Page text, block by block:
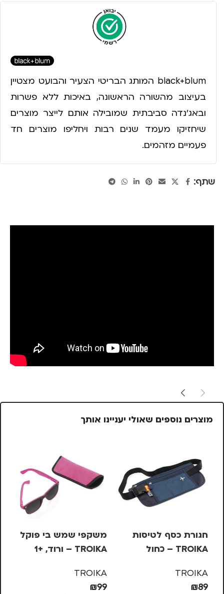
black+blum המותג הבריטי הצעיר והבועט מצטיין
בעיצוב מהשורה הראשונה, באיכות ללא פשרות
ובאג'נדה סביבתית שמובילה אותם לייצר מוצרים
שיחזיקו מעמד שנים רבות ויחליפו מוצרים חד
פעמיים מזהמים.
שתף:
מוצרים נוספים שאולי יעניינו אותך
חגורת כסף לטיסות
TROIKA – כחול
TROIKA
₪89
משקפי שמש בי פוקל
TROIKA – ורוד, +1
TROIKA
₪99